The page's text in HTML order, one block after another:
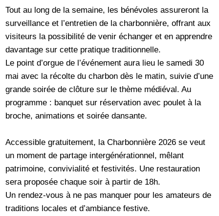
Tout au long de la semaine, les bénévoles assureront la
surveillance et l’entretien de la charbonnière, offrant aux
visiteurs la possibilité de venir échanger et en apprendre
davantage sur cette pratique traditionnelle.
Le point d’orgue de l’événement aura lieu le samedi 30
mai avec la récolte du charbon dès le matin, suivie d’une
grande soirée de clôture sur le thème médiéval. Au
programme : banquet sur réservation avec poulet à la
broche, animations et soirée dansante.
Accessible gratuitement, la Charbonnière 2026 se veut
un moment de partage intergénérationnel, mêlant
patrimoine, convivialité et festivités. Une restauration
sera proposée chaque soir à partir de 18h.
Un rendez-vous à ne pas manquer pour les amateurs de
traditions locales et d’ambiance festive.